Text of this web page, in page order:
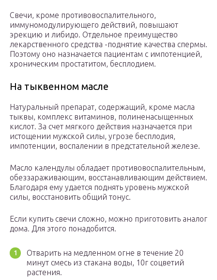
Свечи, кроме противовоспалительного,
иммуномодулирующего действий, повышают
эрекцию и либидо. Отдельное преимущество
лекарственного средства -поднятие качества спермы.
Поэтому оно назначается пациентам с импотенцией,
хроническим простатитом, бесплодием.
На тыквенном масле
Натуральный препарат, содержащий, кроме масла
тыквы, комплекс витаминов, полиненасыщенных
кислот. За счет мягкого действия назначается при
истощении мужской силы, угрозе бесплодия,
импотенции, воспалении в предстательной железе.
Масло календулы обладает противовоспалительным,
обеззараживающим, восстанавливающим действием.
Благодаря ему удается поднять уровень мужской
силы, восстановить общий тонус.
Если купить свечи сложно, можно приготовить аналог
дома. Для этого понадобится.
Отварить на медленном огне в течение 20
минут смесь из стакана воды, 10г соцветий
растения.